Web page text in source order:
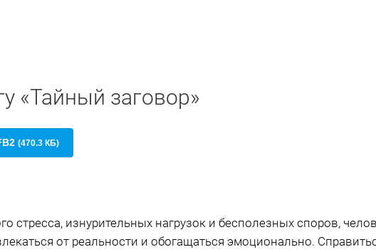
«Тайный заговор»
(470.3 КБ)
стресса, изнурительных нагрузок и бесполезных споров,
от реальности и обогащаться эмоционально.